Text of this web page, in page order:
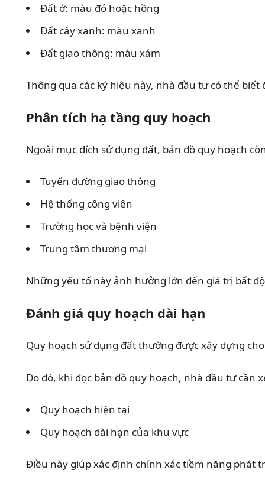
Đất ở: màu đỏ hoặc hồng
Đất cây xanh: màu xanh
Đất giao thông: màu xám
Thông qua các ký hiệu này, nhà đầu tư có thể
Phân tích hạ tầng quy hoạch
Ngoài mục đích sử dụng đất, bản đồ quy hoạch
Tuyến đường giao thông
Hệ thống công viên
Trường học và bệnh viện
Trung tâm thương mại
Những yếu tố này ảnh hưởng lớn đến giá trị bất
Đánh giá quy hoạch dài hạn
Quy hoạch sử dụng đất thường được xây dựng
Do đó, khi đọc bản đồ quy hoạch, nhà đầu tư cần
Quy hoạch hiện tại
Quy hoạch dài hạn của khu vực
Điều này giúp xác định chính xác tiềm năng phát